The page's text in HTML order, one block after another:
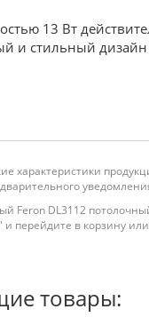
13 Вт
и стильный
характеристики
Feron DL3112
перейдите в корзину
товары: